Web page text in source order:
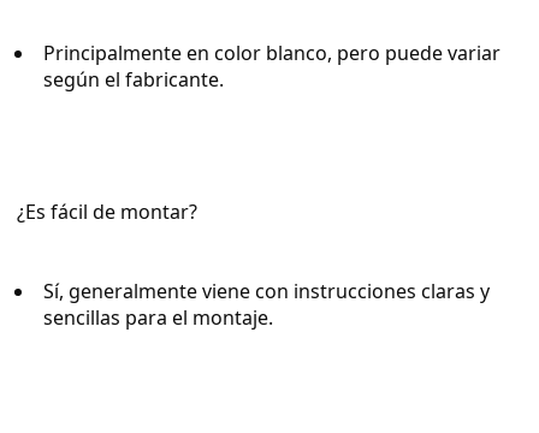
Principalmente en color blanco, pero puede variar
según el fabricante.
¿Es fácil de montar?
Sí, generalmente viene con instrucciones claras y
sencillas para el montaje.